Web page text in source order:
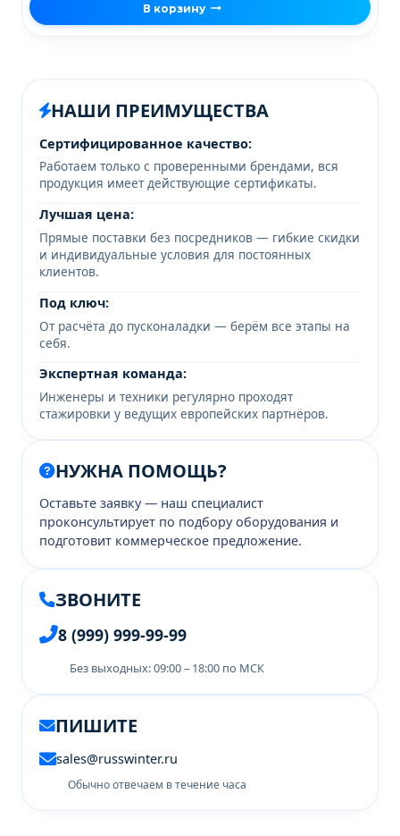
В корзину
НАШИ ПРЕИМУЩЕСТВА
Сертифицированное качество:
Работаем только с проверенными брендами, вся
продукция имеет действующие сертификаты.
Лучшая цена:
Прямые поставки без посредников — гибкие скидки
и индивидуальные условия для постоянных
клиентов.
Под ключ:
От расчёта до пусконаладки — берём все этапы на
себя.
Экспертная команда:
Инженеры и техники регулярно проходят
стажировки у ведущих европейских партнёров.
НУЖНА ПОМОЩЬ?
Оставьте заявку — наш специалист
проконсультирует по подбору оборудования и
подготовит коммерческое предложение.
ЗВОНИТЕ
8 (999) 999-99-99
Без выходных: 09:00 – 18:00 по МСК
ПИШИТЕ
sales@russwinter.ru
Обычно отвечаем в течение часа